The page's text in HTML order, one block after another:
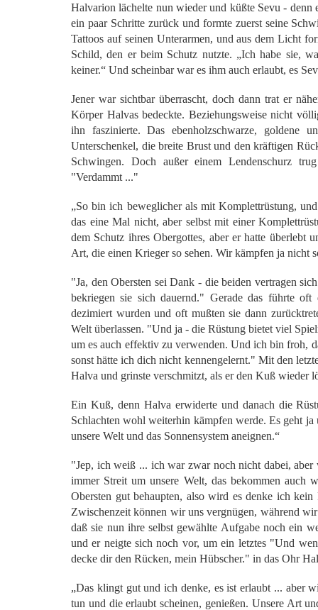
Halvarion lächelte nun wieder und küßte Sevu - denn
ein paar Schritte zurück und formte zuerst seine
Tattoos auf seinen Unterarmen, und aus dem Licht
Schild, den er beim Schutz nutzte. „Ich habe sie,
keiner.“ Und scheinbar war es ihm auch erlaubt, es
Jener war sichtbar überrascht, doch dann trat er
Körper Halvas bedeckte. Beziehungsweise nicht
ihn faszinierte. Das ebenholzschwarze, goldene
Unterschenkel, die breite Brust und den kräftigen
Schwingen. Doch außer einem Lendenschurz
"Verdammt ..."
„So bin ich beweglicher als mit Komplettrüstung,
das eine Mal nicht, aber selbst mit einer
dem Schutz ihres Obergottes, aber er hatte überlebt
Art, die einen Krieger so sehen. Wir kämpfen ja nicht
"Ja, den Obersten sei Dank - die beiden vertragen
bekriegen sie sich dauernd." Gerade das führte
dezimiert wurden und oft mußten sie dann
Welt überlassen. "Und ja - die Rüstung bietet viel
um es auch effektiv zu verwenden. Und ich bin froh,
sonst hätte ich dich nicht kennengelernt." Mit den
Halva und grinste verschmitzt, als er den Kuß wieder
Ein Kuß, denn Halva erwiderte und danach die
Schlachten wohl weiterhin kämpfen werde. Es geht
unsere Welt und das Sonnensystem aneignen.“
"Jep, ich weiß ... ich war zwar noch nicht dabei,
immer Streit um unsere Welt, das bekommen auch
Obersten gut behaupten, also wird es denke ich
Zwischenzeit können wir uns vergnügen, während
daß sie nun ihre selbst gewählte Aufgabe noch ein
und er neigte sich noch vor, um ein letztes "Und
decke dir den Rücken, mein Hübscher." in das Ohr
„Das klingt gut und ich denke, es ist erlaubt ... aber
tun und die erlaubt scheinen, genießen. Unsere Art